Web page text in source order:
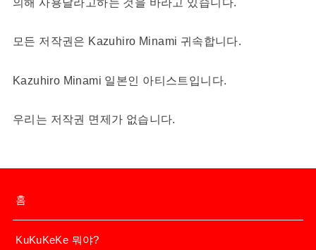
모든 저작권은 Kazuhiro Minami 귀속합니다.
Kazuhiro Minami 일본인 아티스트입니다.
우리는 저작권 면제가 없습니다.
홈
KuKuKeKe 뭐야?